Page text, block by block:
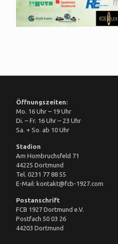
Öffnungszeiten:
Mo. 16 Uhr – 19 Uhr
Di. – Fr. 16 Uhr – 23 Uhr
Sa. + So. ab 10 Uhr
Stadion
Am Hombruchsfeld 71
44225 Dortmund
Tel. 0231 77 88 55
E-Mail: kontakt@fcb-1927.com
Postanschrift
FCB 1927 Dortmund e.V.
Postfach 50 03 26
44203 Dortmund